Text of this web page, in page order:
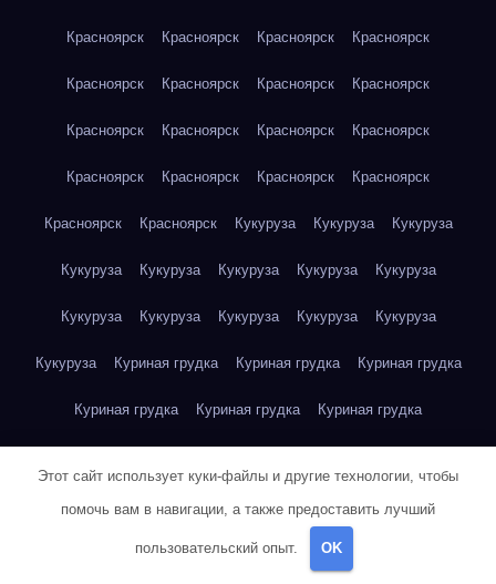
Красноярск Красноярск Красноярск Красноярск
Красноярск Красноярск Красноярск Красноярск
Красноярск Красноярск Красноярск Красноярск
Красноярск Красноярск Красноярск Красноярск
Красноярск Красноярск Кукуруза Кукуруза Кукуруза
Кукуруза Кукуруза Кукуруза Кукуруза Кукуруза
Кукуруза Кукуруза Кукуруза Кукуруза Кукуруза
Кукуруза Куриная грудка Куриная грудка Куриная грудка
Куриная грудка Куриная грудка Куриная грудка
Куриная грудка Куриная грудка Куриная грудка
Куриная грудка Куриная грудка Куриная грудка
Этот сайт использует куки-файлы и другие технологии, чтобы
помочь вам в навигации, а также предоставить лучший
пользовательский опыт. OK